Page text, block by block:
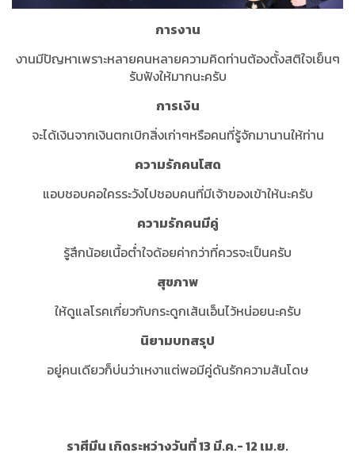
การงาน
งานมีปัญหาเพราะหลายคนหลายความคิดท่านต้องตั้งสติใจเย็นๆ
รับฟังให้มากนะครับ
การเงิน
จะได้เงินจากเงินตกเบิกสิ่งเก่าๆหรือคนที่รู้จักมานานให้ท่าน
ความรักคนโสด
แอบชอบคอใครระวังไปชอบคนที่มีเจ้าของเข้าให้นะครับ
ความรักคนมีคู่
รู้สึกน้อยเนื้อต่ำใจด้อยค่ากว่าที่ควรจะเป็นครับ
สุขภาพ
ให้ดูแลโรคเกี่ยวกับกระดูกเส้นเอ็นไว้หน่อยนะครับ
นิยามบทสรุป
อยู่คนเดียวก็บ่นว่าเหงาแต่พอมีคู่ดันรักความสันโดษ
ราศีมีน เกิดระหว่างวันที่ 13 มี.ค.- 12 เม.ย.